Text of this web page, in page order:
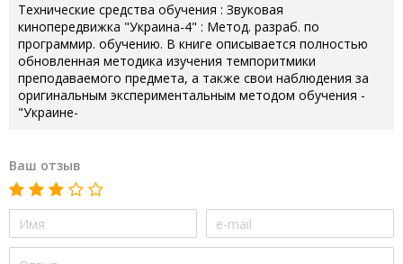
Технические средства обучения : Звуковая
кинопередвижка "Украина-4" : Метод. разраб. по
программир. обучению. В книге описывается полностью
обновленная методика изучения темпоритмики
преподаваемого предмета, а также свои наблюдения за
оригинальным экспериментальным методом обучения -
"Украине-
Ваш отзыв